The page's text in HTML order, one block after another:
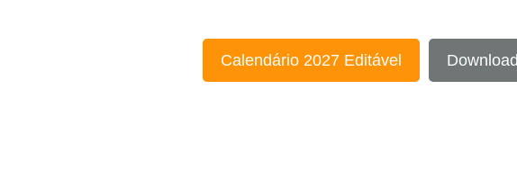
Calendário 2027 Editável